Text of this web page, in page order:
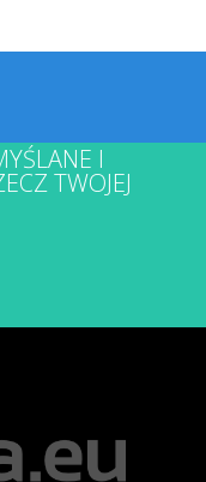
I
TWOJEJ